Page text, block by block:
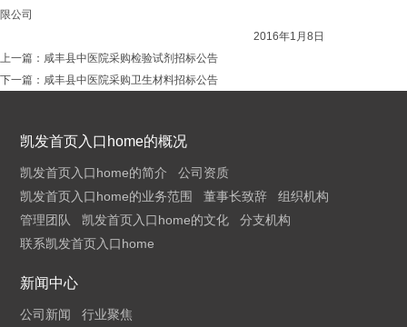
限公司
2016年1 月8 日
上一篇： 咸丰县中医院采购检验试剂招标公告
下一篇： 咸丰县中医院采购卫生材料招标公告
凯发首页入口home的概况
凯发首页入口home的简介
公司资质
凯发首页入口home的业务范围
董事长致辞
组织机构
管理团队
凯发首页入口home的文化
分支机构
联系凯发首页入口home
新闻中心
公司新闻 行业聚焦